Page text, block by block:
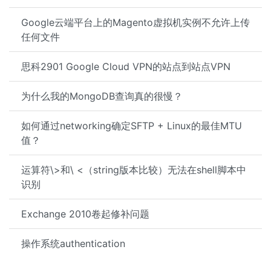
Google云端平台上的Magento虚拟机实例不允许上传
任何文件
思科2901 Google Cloud VPN的站点到站点VPN
为什么我的MongoDB查询真的很慢？
如何通过networking确定SFTP + Linux的最佳MTU
值？
运算符\>和\ <（string版本比较）无法在shell脚本中
识别
Exchange 2010卷起修补问题
操作系统authentication